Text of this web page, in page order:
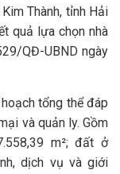
Thành, tỉnh Hải
quả lựa chọn nhà
QĐ-UBND ngày
tổng thể đáp
và quản ly. Gồm
m²; đất ở
dịch vụ và giới